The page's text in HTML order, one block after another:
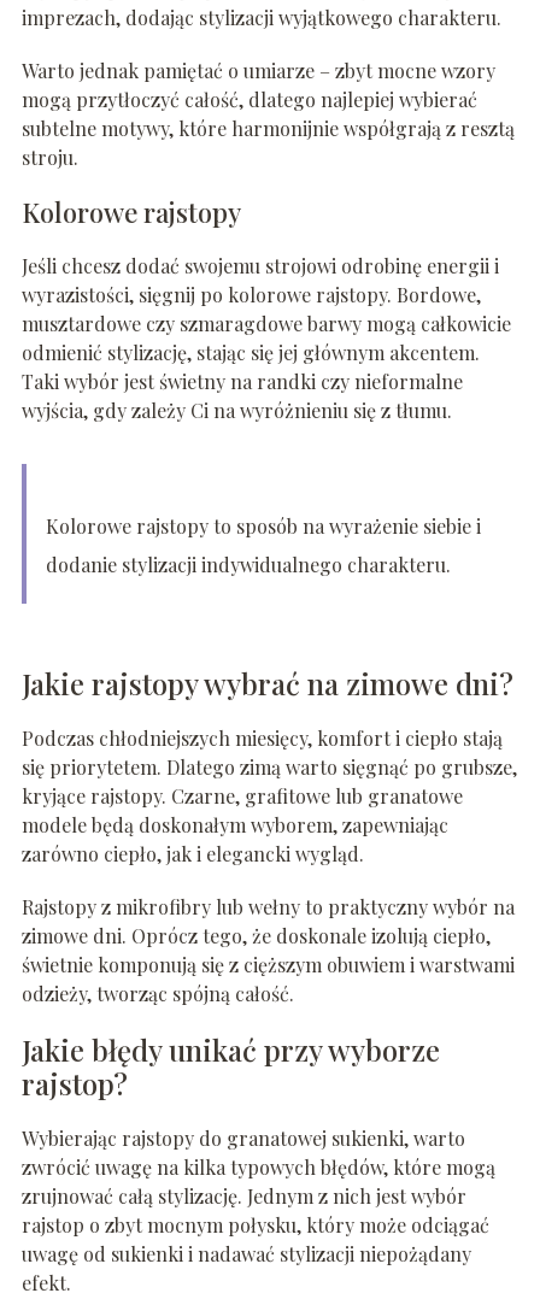
imprezach, dodając stylizacji wyjątkowego charakteru.
Warto jednak pamiętać o umiarze – zbyt mocne wzory
mogą przytłoczyć całość, dlatego najlepiej wybierać
subtelne motywy, które harmonijnie współgrają z resztą
stroju.
Kolorowe rajstopy
Jeśli chcesz dodać swojemu strojowi odrobinę energii i
wyrazistości, sięgnij po kolorowe rajstopy. Bordowe,
musztardowe czy szmaragdowe barwy mogą całkowicie
odmienić stylizację, stając się jej głównym akcentem.
Taki wybór jest świetny na randki czy nieformalne
wyjścia, gdy zależy Ci na wyróżnieniu się z tłumu.
Kolorowe rajstopy to sposób na wyrażenie siebie i
dodanie stylizacji indywidualnego charakteru.
Jakie rajstopy wybrać na zimowe dni?
Podczas chłodniejszych miesięcy, komfort i ciepło stają
się priorytetem. Dlatego zimą warto sięgnąć po grubsze,
kryjące rajstopy. Czarne, grafitowe lub granatowe
modele będą doskonałym wyborem, zapewniając
zarówno ciepło, jak i elegancki wygląd.
Rajstopy z mikrofibry lub wełny to praktyczny wybór na
zimowe dni. Oprócz tego, że doskonale izolują ciepło,
świetnie komponują się z cięższym obuwiem i warstwami
odzieży, tworząc spójną całość.
Jakie błędy unikać przy wyborze
rajstop?
Wybierając rajstopy do granatowej sukienki, warto
zwrócić uwagę na kilka typowych błędów, które mogą
zrujnować całą stylizację. Jednym z nich jest wybór
rajstop o zbyt mocnym połysku, który może odciągać
uwagę od sukienki i nadawać stylizacji niepożądany
efekt.